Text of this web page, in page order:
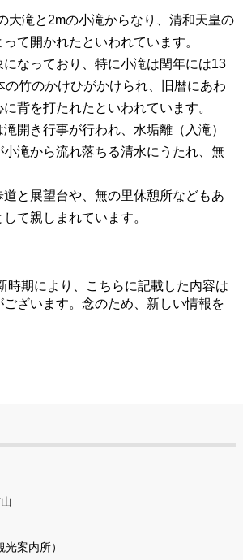
大滝と2mの小滝からなり、清和天皇の
て開かれたといわれています。
なっており、特に小滝は閏年には13
の竹のかけひがかけられ、旧暦にあわ
背を打たれたといわれています。
開き行事が行われ、水垢離（入滝）
滝から流れ落ちる清水にうたれ、無
道と展望台や、無の里休憩所などもあ
て親しまれています。
時期により、こちらに記載した内容は
ざいます。念のため、新しい情報を
案内所）